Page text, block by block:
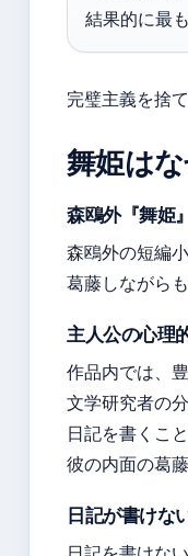
結果的に最
完璧主義を捨
舞姫は
森鴎外『舞姫
森鴎外の短編
葛藤しながら
主人公の心理
作品内では、
文学研究者の
日記を書くこ
彼の内面の葛
日記が書けな